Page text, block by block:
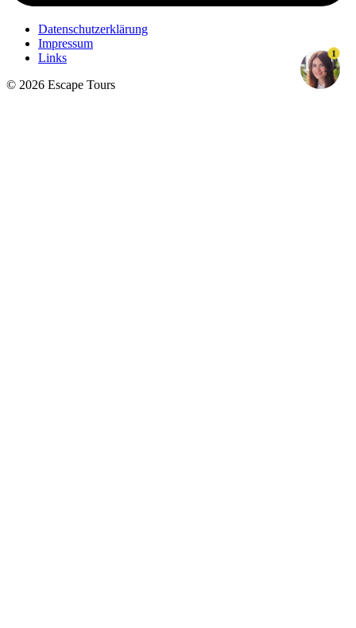
Datenschutzerklärung
Impressum
Links
© 2026 Escape Tours
1